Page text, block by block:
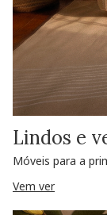
Lindos e
Móveis para a
Vem ver